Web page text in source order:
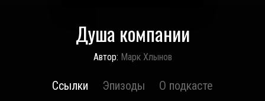
Душа компании
Автор: Марк Хлынов
Ссылки Эпизоды О подкасте